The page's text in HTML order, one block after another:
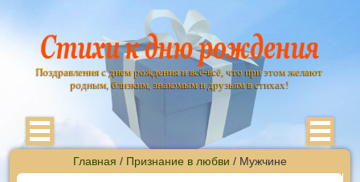
Поздравления с днем рождения и всё-всё, что при этом желают
родным, близким, знакомым и друзьям в стихах!
Главная / Признание в любви / Мужчине